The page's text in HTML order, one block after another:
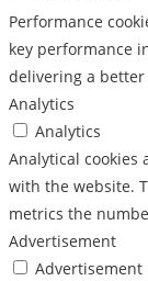
Performance
key performance
delivering a
Analytics
Analytics
Analytical
with the website.
metrics the
Advertisement
Advertisement